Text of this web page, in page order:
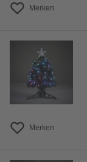
Merken
Merken